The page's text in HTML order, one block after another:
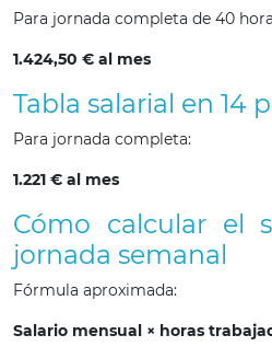
Para jornada completa de 40
1.424,50 € al mes
Tabla salarial en 14
Para jornada completa:
1.221 € al mes
Cómo calcular el
jornada semanal
Fórmula aproximada:
Salario mensual × horas